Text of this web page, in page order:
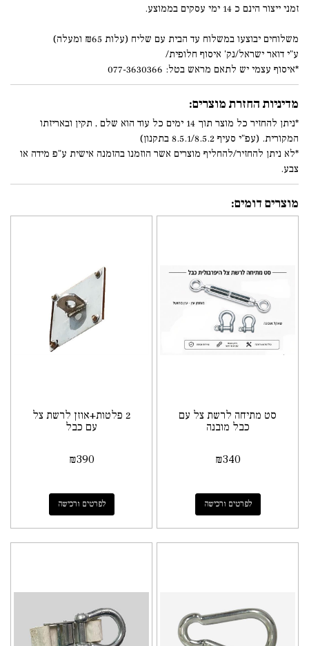
זמני ייצור הינם כ 14 ימי עסקים בממוצע.
משלוחים יבוצעו במשלוח עד הבית עם שליח (עלות ₪65 ומעלה)
ע"י דואר ישראל/נק' איסוף חלופית/
*איסוף עצמי יש לתאם מראש בטל: 077-3630366
מדיניות החזרת מוצרים:
*ניתן להחזיר כל מוצר תוך 14 ימים כל עוד הוא שלם , תקין ובאריזתו
המקורית. (עפ"י סעיף 8.5.1/8.5.2 בתקנון)
*לא ניתן להחזיר/להחליף מוצרים אשר הוזמנו בהזמנה אישית ע"פ מידה או
צבע.
מוצרים דומים:
סט מתיחה לרשת צל עם
כבל מובנה
₪340
לפרטים ורכישה
2 פלטות+אוזן לרשת צל
עם כבל
₪390
לפרטים ורכישה